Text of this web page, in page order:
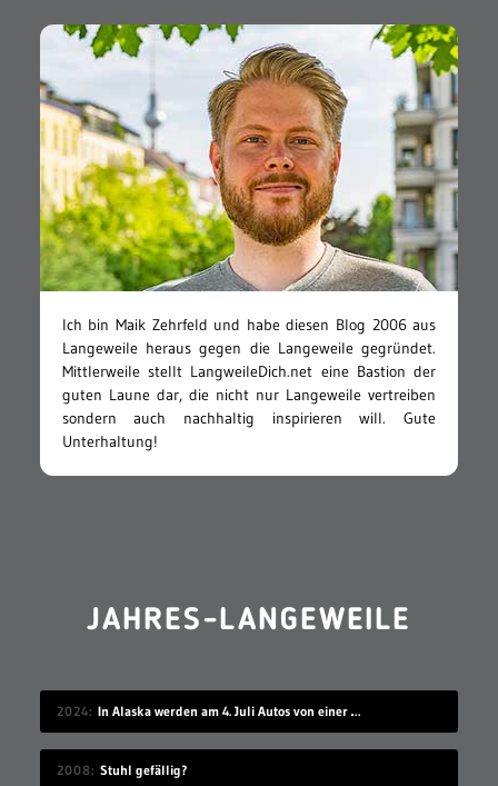
Ich bin Maik Zehrfeld und habe diesen Blog 2006 aus
Langeweile heraus gegen die Langeweile gegründet.
Mittlerweile stellt LangweileDich.net eine Bastion der
guten Laune dar, die nicht nur Langeweile vertreiben
sondern auch nachhaltig inspirieren will. Gute
Unterhaltung!
JAHRES-LANGEWEILE
2024 In Alaska werden am 4. Juli Autos von einer Klippe gefahren
2008 Stuhl gefällig?